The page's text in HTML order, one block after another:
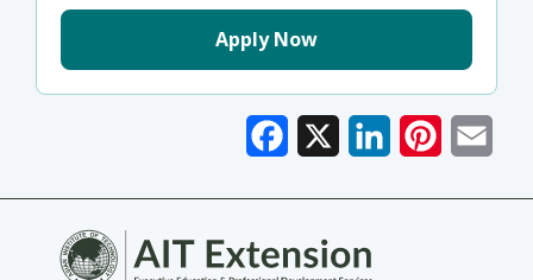
Apply Now
Facebook LinkedInPinterest